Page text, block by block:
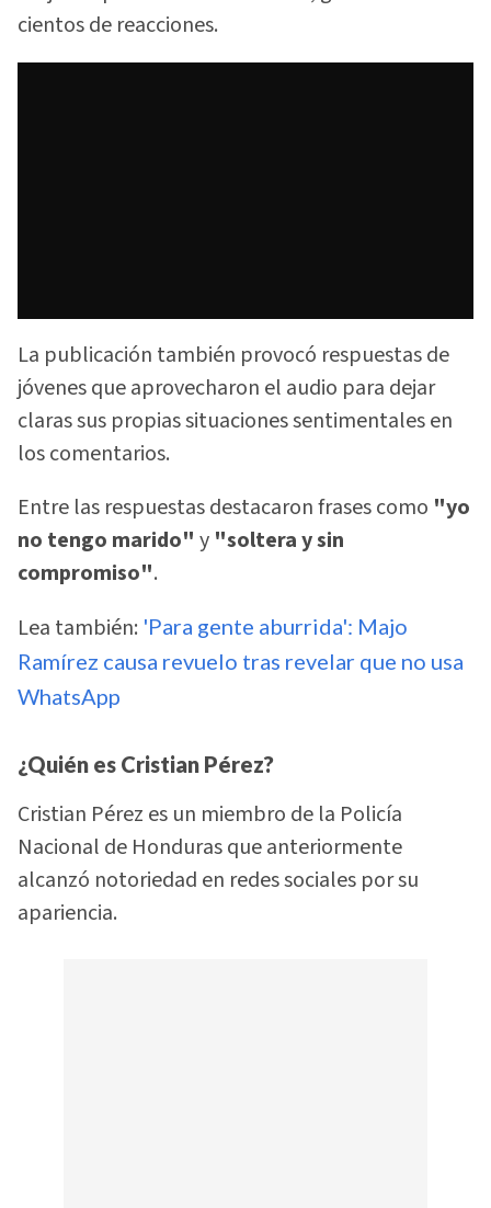
cientos de reacciones.
La publicación también provocó respuestas de
jóvenes que aprovecharon el audio para dejar
claras sus propias situaciones sentimentales en
los comentarios.
Entre las respuestas destacaron frases como "yo
no tengo marido" y "soltera y sin
compromiso".
Lea también: 'Para gente aburrida': Majo
Ramírez causa revuelo tras revelar que no usa
WhatsApp
¿Quién es Cristian Pérez?
Cristian Pérez es un miembro de la Policía
Nacional de Honduras que anteriormente
alcanzó notoriedad en redes sociales por su
apariencia.